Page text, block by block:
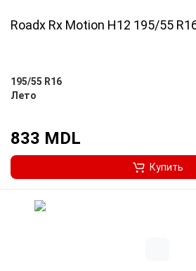
Roadx Rx Motion H12 195/55
195/55 R16
Лето
833 MDL
Купить